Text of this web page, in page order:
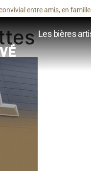
entre amis, en
Les bières